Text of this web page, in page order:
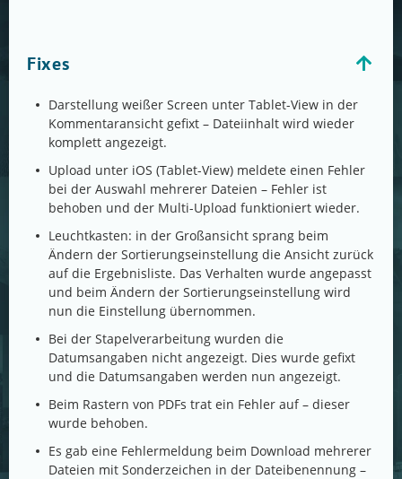
Fixes
Darstellung weißer Screen unter Tablet-View in der
Kommentaransicht gefixt – Dateiinhalt wird wieder
komplett angezeigt.
Upload unter iOS (Tablet-View) meldete einen Fehler
bei der Auswahl mehrerer Dateien – Fehler ist
behoben und der Multi-Upload funktioniert wieder.
Leuchtkasten: in der Großansicht sprang beim
Ändern der Sortierungseinstellung die Ansicht zurück
auf die Ergebnisliste. Das Verhalten wurde angepasst
und beim Ändern der Sortierungseinstellung wird
nun die Einstellung übernommen.
Bei der Stapelverarbeitung wurden die
Datumsangaben nicht angezeigt. Dies wurde gefixt
und die Datumsangaben werden nun angezeigt.
Beim Rastern von PDFs trat ein Fehler auf – dieser
wurde behoben.
Es gab eine Fehlermeldung beim Download mehrerer
Dateien mit Sonderzeichen in der Dateibenennung –